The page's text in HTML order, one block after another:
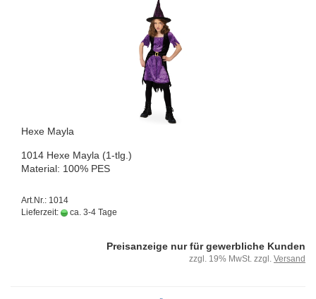
Hexe Mayla
1014 Hexe Mayla (1-tlg.)
Ma­te­ri­al: 100% PES
Art.Nr.: 1014
Lieferzeit:
ca. 3-4 Tage
Preisanzeige nur für gewerbliche Kunden
zzgl. 19% MwSt. zzgl. Versand